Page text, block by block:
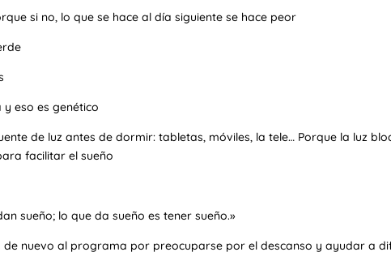
si no, lo que se hace al día siguiente se hace peor
eso es genético
de luz antes de dormir: tabletas, móviles, la tele… Porque la luz
facilitar el sueño
sueño; lo que da sueño es tener sueño.»
nuevo al programa por preocuparse por el descanso y ayudar a